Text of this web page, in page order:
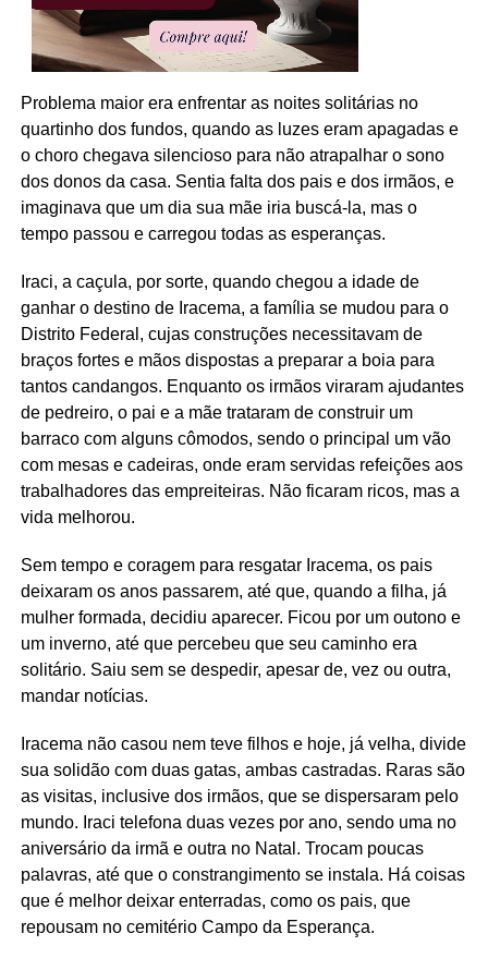
Problema maior era enfrentar as noites solitárias no
quartinho dos fundos, quando as luzes eram apagadas e
o choro chegava silencioso para não atrapalhar o sono
dos donos da casa. Sentia falta dos pais e dos irmãos, e
imaginava que um dia sua mãe iria buscá-la, mas o
tempo passou e carregou todas as esperanças.
Iraci, a caçula, por sorte, quando chegou a idade de
ganhar o destino de Iracema, a família se mudou para o
Distrito Federal, cujas construções necessitavam de
braços fortes e mãos dispostas a preparar a boia para
tantos candangos. Enquanto os irmãos viraram ajudantes
de pedreiro, o pai e a mãe trataram de construir um
barraco com alguns cômodos, sendo o principal um vão
com mesas e cadeiras, onde eram servidas refeições aos
trabalhadores das empreiteiras. Não ficaram ricos, mas a
vida melhorou.
Sem tempo e coragem para resgatar Iracema, os pais
deixaram os anos passarem, até que, quando a filha, já
mulher formada, decidiu aparecer. Ficou por um outono e
um inverno, até que percebeu que seu caminho era
solitário. Saiu sem se despedir, apesar de, vez ou outra,
mandar notícias.
Iracema não casou nem teve filhos e hoje, já velha, divide
sua solidão com duas gatas, ambas castradas. Raras são
as visitas, inclusive dos irmãos, que se dispersaram pelo
mundo. Iraci telefona duas vezes por ano, sendo uma no
aniversário da irmã e outra no Natal. Trocam poucas
palavras, até que o constrangimento se instala. Há coisas
que é melhor deixar enterradas, como os pais, que
repousam no cemitério Campo da Esperança.